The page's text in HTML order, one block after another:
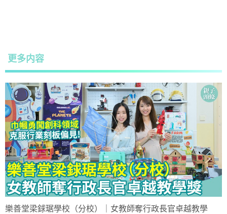
更多内容
樂善堂梁銶琚學校（分校）｜女教師奪行政長官卓越教學